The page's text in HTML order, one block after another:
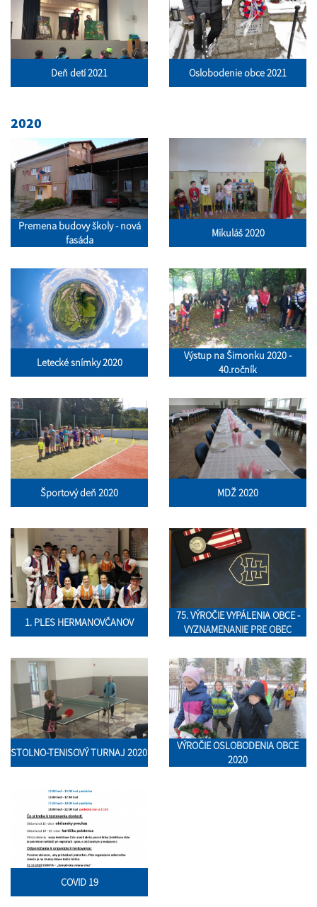
Deň detí 2021 Oslobodenie obce 2021
2020
Premena budovy školy - nová
fasáda
Mikuláš 2020
Letecké snímky 2020
Výstup na Šimonku 2020 -
40.ročník
Športový deň 2020 MDŽ 2020
1. PLES HERMANOVČANOV
75. VÝROČIE VYPÁLENIA OBCE -
VYZNAMENANIE PRE OBEC
STOLNO-TENISOVÝ TURNAJ 2020
VÝROČIE OSLOBODENIA OBCE
2020
COVID 19